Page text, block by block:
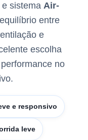
sistema Air-
entre
e
escolha
no
e responsivo
leve